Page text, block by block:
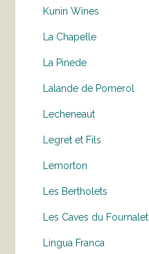
Kunin Wines
La Chapelle
La Pinede
Lalande de Pomerol
Lecheneaut
Legret et Fils
Lemorton
Les Bertholets
Les Caves du Fournalet
Lingua Franca